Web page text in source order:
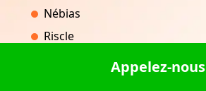
Nébias
Riscle
Appelez-nous